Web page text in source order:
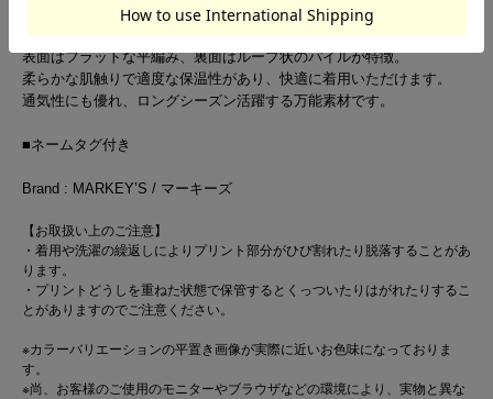
○生地感
表面はフラットな平編み、裏面はループ状のパイルが特徴。
柔らかな肌触りで適度な保温性があり、快適に着用いただけます。
通気性にも優れ、ロングシーズン活躍する万能素材です。
■ネームタグ付き
Brand : MARKEY’S / マーキーズ
【お取扱い上のご注意】
・着用や洗濯の繰返しによりプリント部分がひび割れたり脱落することがあ
ります。
・プリントどうしを重ねた状態で保管するとくっついたりはがれたりするこ
とがありますのでご注意ください。
※カラーバリエーションの平置き画像が実際に近いお色味になっておりま
す。
※尚、お客様のご使用のモニターやブラウザなどの環境により、実物と異な